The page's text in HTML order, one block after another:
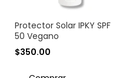
Protector Solar IPKY SPF
50 Vegano
$350.00